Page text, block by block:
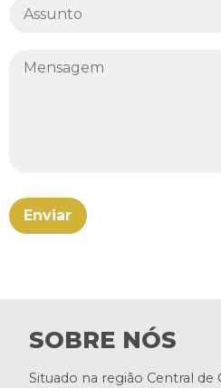
SOBRE NÓS
Situado na região Central de